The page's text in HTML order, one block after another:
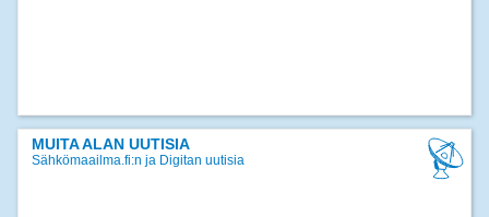
MUITA ALAN UUTISIA
Sähkömaailma.fi:n ja Digitan uutisia